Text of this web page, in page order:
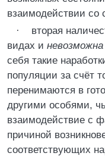
взаимодействии со
· вторая
видах и
себя такие
популяции за счёт
перенимаются в
другими особями,
взаимодействие с
причиной
соответствующих